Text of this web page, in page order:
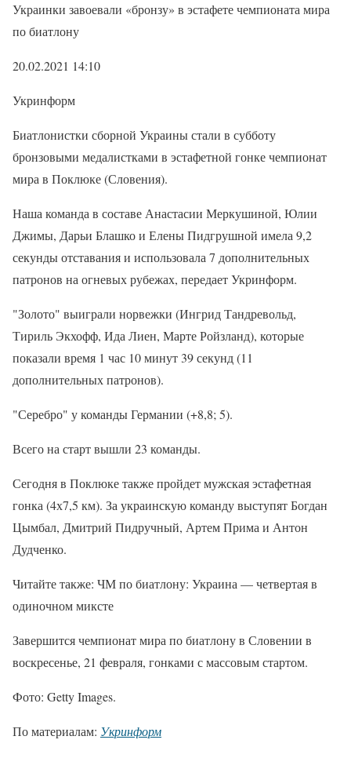
Украинки завоевали «бронзу» в эстафете чемпионата мира
по биатлону
20.02.2021 14:10
Укринформ
Биатлонистки сборной Украины стали в субботу
бронзовыми медалистками в эстафетной гонке чемпионат
мира в Поклюке (Словения).
Наша команда в составе Анастасии Меркушиной, Юлии
Джимы, Дарьи Блашко и Елены Пидгрушной имела 9,2
секунды отставания и использовала 7 дополнительных
патронов на огневых рубежах, передает Укринформ.
"Золото" выиграли норвежки (Ингрид Тандревольд,
Тириль Экхофф, Ида Лиен, Марте Ройзланд), которые
показали время 1 час 10 минут 39 секунд (11
дополнительных патронов).
"Серебро" у команды Германии (+8,8; 5).
Всего на старт вышли 23 команды.
Сегодня в Поклюке также пройдет мужская эстафетная
гонка (4х7,5 км). За украинскую команду выступят Богдан
Цымбал, Дмитрий Пидручный, Артем Прима и Антон
Дудченко.
Читайте также: ЧМ по биатлону: Украина — четвертая в
одиночном миксте
Завершится чемпионат мира по биатлону в Словении в
воскресенье, 21 февраля, гонками с массовым стартом.
Фото: Getty Images.
По материалам: Укринформ